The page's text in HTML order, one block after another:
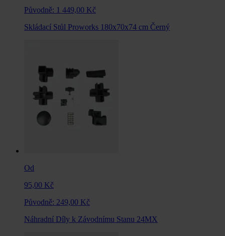
Původně: 1 449,00 Kč
Skládací Stůl Proworks 180x70x74 cm Černý
Od
95,00 Kč
Původně: 249,00 Kč
Náhradní Díly k Závodnímu Stanu 24MX